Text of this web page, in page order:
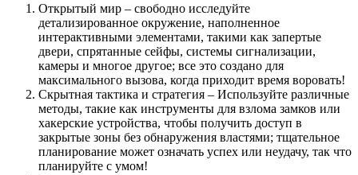
Открытый мир – свободно исследуйте
детализированное окружение, наполненное
интерактивными элементами, такими как запертые
двери, спрятанные сейфы, системы сигнализации,
камеры и многое другое; все это создано для
максимального вызова, когда приходит время воровать!
Скрытная тактика и стратегия – Используйте различные
методы, такие как инструменты для взлома замков или
хакерские устройства, чтобы получить доступ в
закрытые зоны без обнаружения властями; тщательное
планирование может означать успех или неудачу, так что
планируйте с умом!